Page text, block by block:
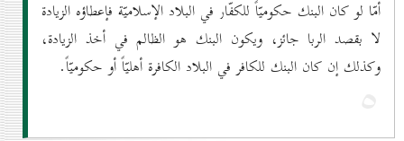
أمّا لو كان البنك حكوميّاً للكفّار في البلاد الإسلاميّة فإعطاؤه الزيادة
لا بقصد الربا جائز، ويكون البنك هو الظالم في أخذ الزيادة،
وكذلك إن كان البنك للكافر في البلاد الكافرة أهليّاً أو حكوميّاً.
٥